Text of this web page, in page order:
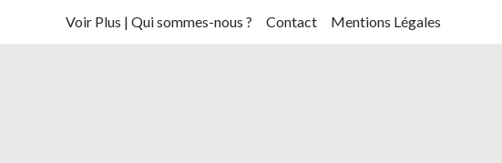
Voir Plus | Qui sommes-nous ? Contact Mentions Légales